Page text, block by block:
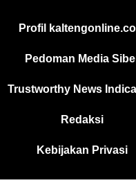
Profil
Pedoman Media
Trustworthy News
Redaksi
Kebijakan Privasi